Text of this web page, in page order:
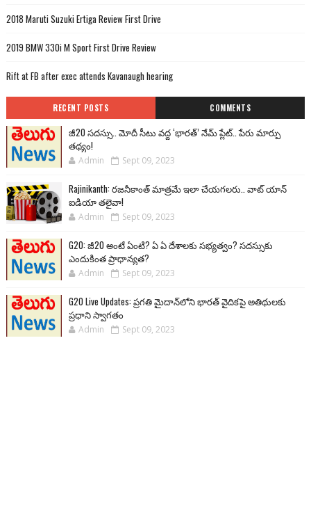
2018 Maruti Suzuki Ertiga Review First Drive
2019 BMW 330i M Sport First Drive Review
Rift at FB after exec attends Kavanaugh hearing
RECENT POSTS COMMENTS
జీ20 సదస్సు.. మోదీ సీటు వద్ద ‘భారత్’ నేమ్ ప్లేట్‌.. పేరు మార్పు
తథ్యం!
Admin Sept 09, 2023
Rajinikanth: రజనీకాంత్ మాత్రమే ఇలా చేయగలరు.. వాట్ యాన్
ఐడియా తలైవా!
Admin Sept 09, 2023
G20: జీ20 అంటే ఏంటి? ఏ ఏ దేశాలకు సభ్యత్వం? సదస్సుకు
ఎందుకింత ప్రాధాన్యత?
Admin Sept 09, 2023
G20 Live Updates: ప్రగతి మైదాన్‌లోని భారత్ వైదికపై అతిథులకు
ప్రధాని స్వాగతం
Admin Sept 09, 2023